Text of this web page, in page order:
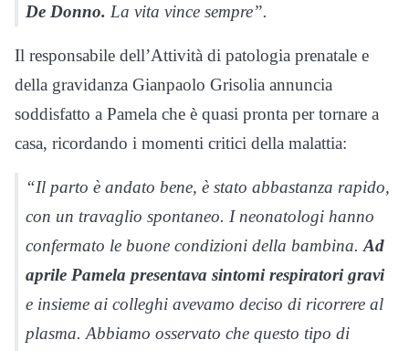
De Donno. La vita vince sempre”.
Il responsabile dell’Attività di patologia prenatale e
della gravidanza Gianpaolo Grisolia annuncia
soddisfatto a Pamela che è quasi pronta per tornare a
casa, ricordando i momenti critici della malattia:
“Il parto è andato bene, è stato abbastanza rapido,
con un travaglio spontaneo. I neonatologi hanno
confermato le buone condizioni della bambina. Ad
aprile Pamela presentava sintomi respiratori gravi
e insieme ai colleghi avevamo deciso di ricorrere al
plasma. Abbiamo osservato che questo tipo di